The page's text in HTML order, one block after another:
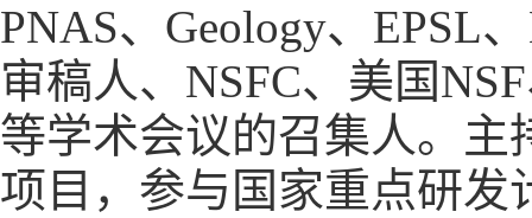
PNAS、 Geology、 EPSL、
审稿人、 NSFC、美国NSF
等学术会议的召集人。主
项目，参与国家重点研发